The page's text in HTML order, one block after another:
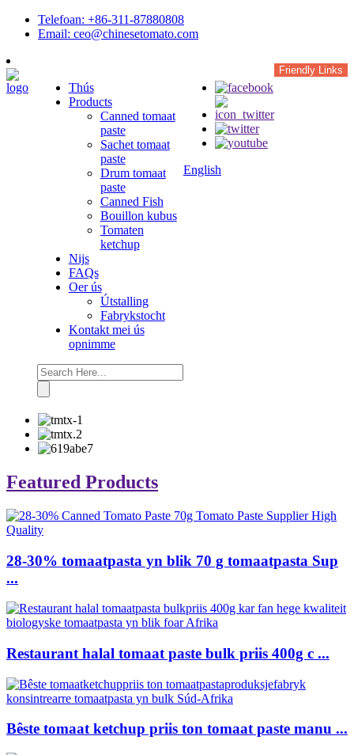
Telefoan: +86-311-87880808
Email: ceo@chinesetomato.com
Friendly Links
Thús
Products
Canned tomaat
paste
Sachet tomaat
paste
Drum tomaat
paste
Canned Fish
Bouillon kubus
Tomaten
ketchup
Nijs
FAQs
Oer ús
Útstalling
Fabrykstocht
Kontakt mei ús
opnimme
English
Featured Products
28-30% tomaatpasta yn blik 70 g tomaatpasta Sup
...
Restaurant halal tomaat paste bulk priis 400g c ...
Bêste tomaat ketchup priis ton tomaat paste manu ...